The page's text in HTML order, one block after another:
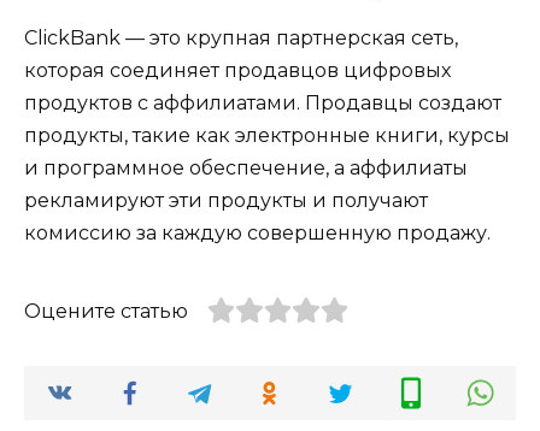
ClickBank — это крупная партнерская сеть,
которая соединяет продавцов цифровых
продуктов с аффилиатами. Продавцы создают
продукты, такие как электронные книги, курсы
и программное обеспечение, а аффилиаты
рекламируют эти продукты и получают
комиссию за каждую совершенную продажу.
Оцените статью